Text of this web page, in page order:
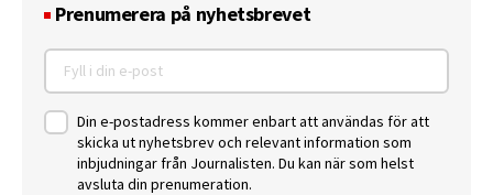
Prenumerera på nyhetsbrevet
Din e-postadress kommer enbart att användas för att
skicka ut nyhetsbrev och relevant information som
inbjudningar från Journalisten. Du kan när som helst
avsluta din prenumeration.